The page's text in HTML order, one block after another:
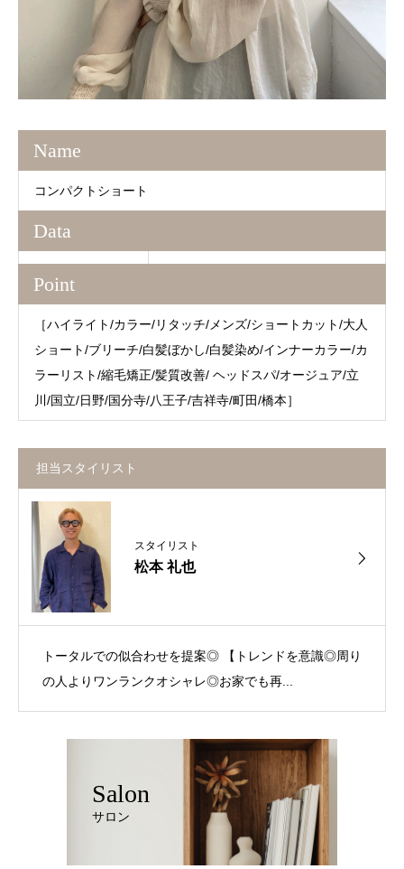
Name
コンパクトショート
Data
Point
［ハイライト/カラー/リタッチ/メンズ/ショートカット/大人
ショート/ブリーチ/白髪ぼかし/白髪染め/インナーカラー/カ
ラーリスト/縮毛矯正/髪質改善/ ヘッドスパ/オージュア/立
川/国立/日野/国分寺/八王子/吉祥寺/町田/橋本］
担当スタイリスト
スタイリスト
松本 礼也
トータルでの似合わせを提案◎ 【トレンドを意識◎周り
の人よりワンランクオシャレ◎お家でも再...
Salon
サロン